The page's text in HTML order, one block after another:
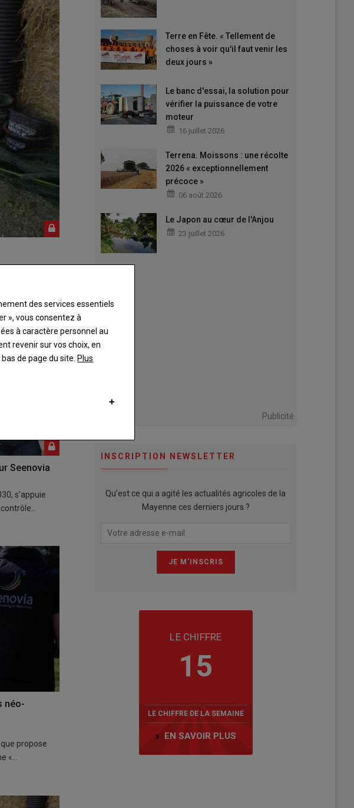
jeudi 5…
Seenovia
s'appuie
néo-
que propose
«…
Terre en Fête. « Tellement de
choses à voir qu'il faut venir les
deux jours »
Le banc d'essai, la solution pour
vérifier la puissance de votre
moteur
16 juillet 2026
Terrena. Moissons : une récolte
2026 « exceptionnellement
précoce »
06 août 2026
Le Japon au cœur de l'Anjou
23 juillet 2026
Publicité
INSCRIPTION NEWSLETTER
Qu’est ce qui a agité les actualités agricoles de la
Mayenne ces derniers jours ?
LE CHIFFRE
15
LE CHIFFRE DE LA SEMAINE
EN SAVOIR PLUS
des services essentiels
», vous consentez à
à caractère personnel au
revenir sur vos choix, en
de page du site. Plus